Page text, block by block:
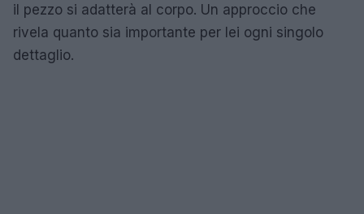
il pezzo si adatterà al corpo. Un approccio che
rivela quanto sia importante per lei ogni singolo
dettaglio.